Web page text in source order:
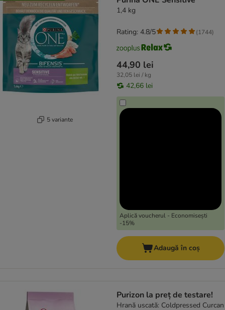
5 variante
1,4 kg
44,90 lei
32,05 lei / kg
42,66 lei
Aplică voucherul - Economisești
-15%
Rating: 4.8/5 (1744)
Adaugă în coș
Purizon la preț de testare!
Hrană uscată: Coldpressed Curcan